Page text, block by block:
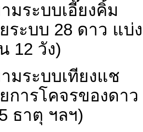
มระบบเอี๊ยงคิ้ม
ระบบ 28 ดาว แบ่
12 วัง)
มระบบเทียงแช
การโคจรของดา
ธาตุ ฯลฯ)